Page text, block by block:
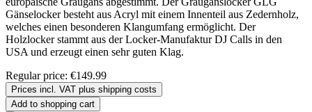
Gänselocker besteht aus Acryl mit einem Innenteil aus Zedernholz,
welches einen besonderen Klangumfang ermöglicht. Der
Holzlocker stammt aus der Locker-Manufaktur DJ Calls in den
USA und erzeugt einen sehr guten Klag.
Regular price: €149.99
Prices incl. VAT plus shipping costs
Add to shopping cart